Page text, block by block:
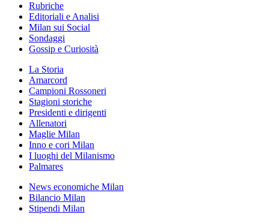
Rubriche
Editoriali e Analisi
Milan sui Social
Sondaggi
Gossip e Curiosità
La Storia
Amarcord
Campioni Rossoneri
Stagioni storiche
Presidenti e dirigenti
Allenatori
Maglie Milan
Inno e cori Milan
I luoghi del Milanismo
Palmares
News economiche Milan
Bilancio Milan
Stipendi Milan